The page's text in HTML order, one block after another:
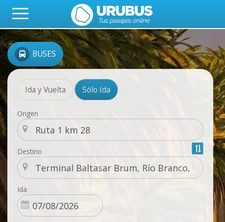
BUSES
Ida y Vuelta Sólo Ida
Origen
Destino
Ida